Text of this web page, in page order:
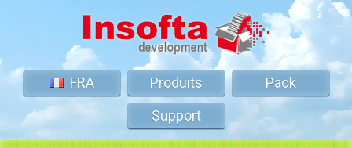
FRA Produits
Pack
Support